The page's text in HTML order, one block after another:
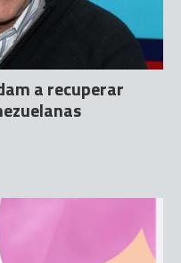
a recuperar